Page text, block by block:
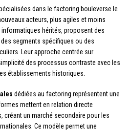
dans le factoring bouleverse le
acteurs, plus agiles et moins
hérités, proposent des
segments spécifiques ou des
Leur approche centrée sur
des processus contraste avec les
établissements historiques.
dédiées au factoring représentent une
mettent en relation directe
créant un marché secondaire pour les
Ce modèle permet une